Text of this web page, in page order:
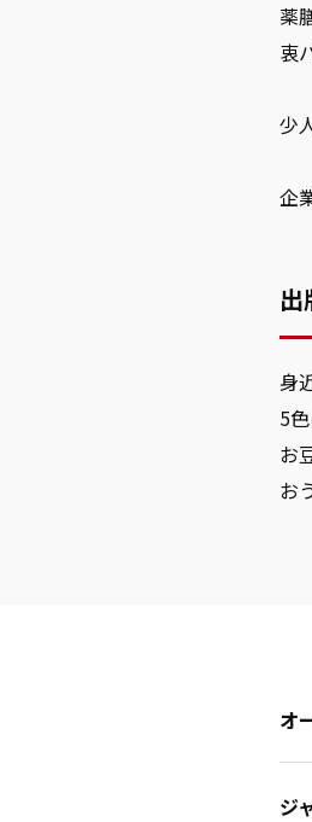
薬
衷
少
企
出
身
5
お
お
オ
ジ